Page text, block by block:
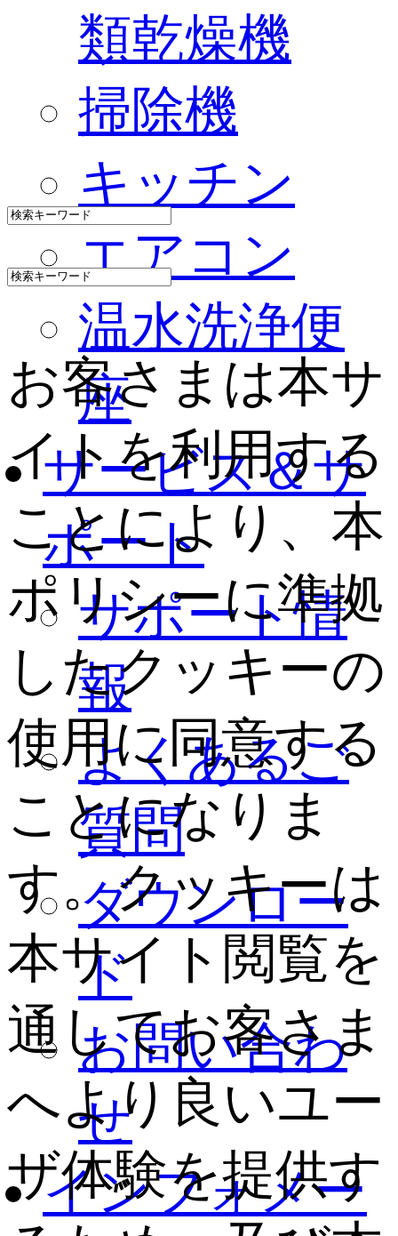
類乾燥機
掃除機
キッチン
エアコン
温水洗浄便
座
サービス＆サ
ポート
サポート情
報
よくあるご
質問
ダウンロー
ド
お問い合わ
せ
インフォメー
お客さまは本サ
イトを利用する
ことにより、本
ポリシーに準拠
したクッキーの
使用に同意する
ことになりま
す。クッキーは
本サイト閲覧を
通してお客さま
へより良いユー
ザ体験を提供す